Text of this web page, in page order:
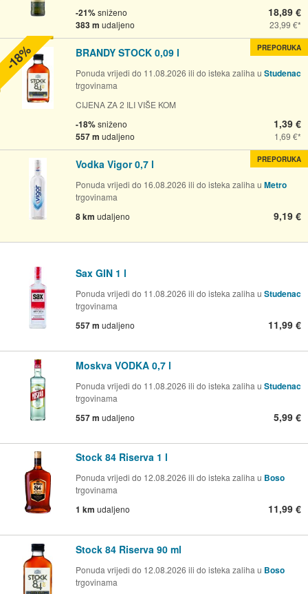
-21%sniženo
383 m udaljeno
18,89 €
23,99 €
BRANDY STOCK 0,09 l
Ponuda vrijedi do 11.08.2026 ili do isteka zaliha u Studenac
trgovinama
CIJENA ZA 2 ILI VIŠE KOM
-18%sniženo
557 m udaljeno
1,39 €
1,69 €
PREPORUKA
-18%
Vodka Vigor 0,7 l
Ponuda vrijedi do 16.08.2026 ili do isteka zaliha u Metro
trgovinama
8 km udaljeno 9,19 €
PREPORUKA
Sax GIN 1 l
Ponuda vrijedi do 11.08.2026 ili do isteka zaliha u Studenac
trgovinama
557 m udaljeno 11,99 €
Moskva VODKA 0,7 l
Ponuda vrijedi do 11.08.2026 ili do isteka zaliha u Studenac
trgovinama
557 m udaljeno 5,99 €
Stock 84 Riserva 1 l
Ponuda vrijedi do 12.08.2026 ili do isteka zaliha u Boso
trgovinama
1 km udaljeno 11,99 €
Stock 84 Riserva 90 ml
Ponuda vrijedi do 12.08.2026 ili do isteka zaliha u Boso
trgovinama